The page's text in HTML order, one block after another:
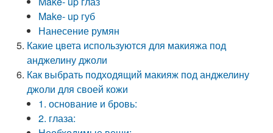
Make- up губ
Нанесение румян
Какие цвета используются для макияжа под
анджелину джоли
Как выбрать подходящий макияж под анджелину
джоли для своей кожи
1. основание и бровь:
2. глаза: